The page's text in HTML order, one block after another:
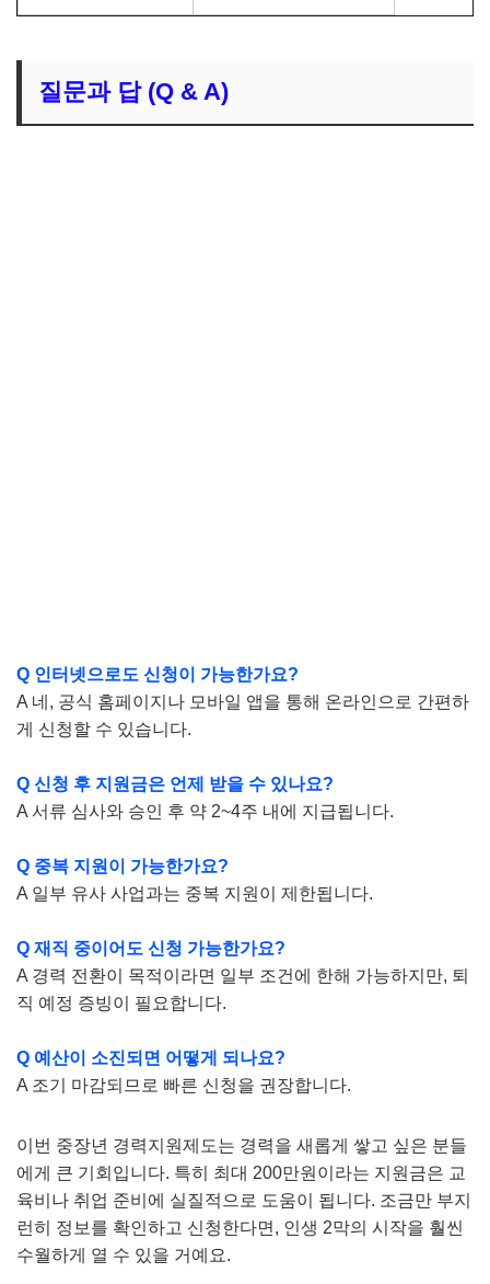
질문과 답 (Q & A)
Q 인터넷으로도 신청이 가능한가요?
A 네, 공식 홈페이지나 모바일 앱을 통해 온라인으로 간편하
게 신청할 수 있습니다.
Q 신청 후 지원금은 언제 받을 수 있나요?
A 서류 심사와 승인 후 약 2~4주 내에 지급됩니다.
Q 중복 지원이 가능한가요?
A 일부 유사 사업과는 중복 지원이 제한됩니다.
Q 재직 중이어도 신청 가능한가요?
A 경력 전환이 목적이라면 일부 조건에 한해 가능하지만, 퇴
직 예정 증빙이 필요합니다.
Q 예산이 소진되면 어떻게 되나요?
A 조기 마감되므로 빠른 신청을 권장합니다.
이번 중장년 경력지원제도는 경력을 새롭게 쌓고 싶은 분들
에게 큰 기회입니다. 특히 최대 200만원이라는 지원금은 교
육비나 취업 준비에 실질적으로 도움이 됩니다. 조금만 부지
런히 정보를 확인하고 신청한다면, 인생 2막의 시작을 훨씬
수월하게 열 수 있을 거예요.